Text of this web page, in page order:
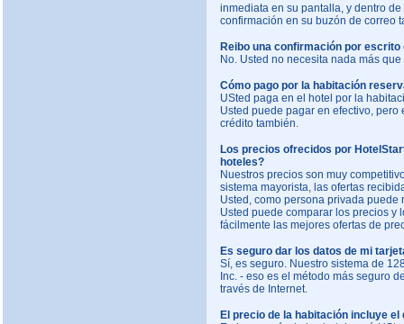
inmediata en su pantalla, y dentro
confirmación en su buzón de correo
Reibo una confirmación por escrito
No. Usted no necesita nada más
Cómo pago por la habitación
USted paga en el hotel por la
Usted puede pagar en efectivo,
crédito también.
Los precios ofrecidos por
hoteles?
Nuestros precios son muy
sistema mayorista, las ofertas
Usted, como persona privada
Usted puede comparar los precios y
fácilmente las mejores ofertas de
Es seguro dar los datos de mi
Sí, es seguro. Nuestro sistema de
Inc. - eso es el método más seguro
través de Internet.
El precio de la habitación incluye